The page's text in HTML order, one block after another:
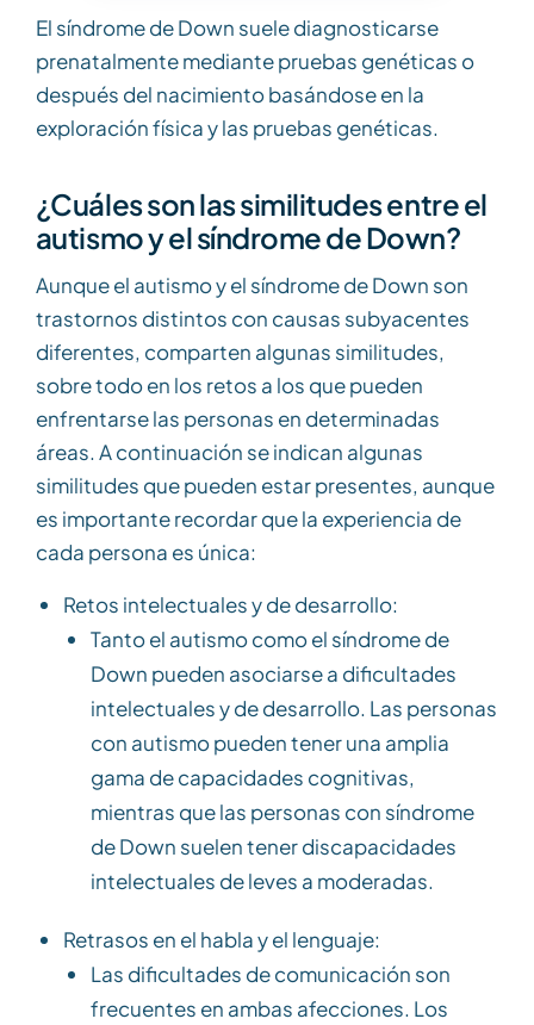
El síndrome de Down suele diagnosticarse
prenatalmente mediante pruebas genéticas o
después del nacimiento basándose en la
exploración física y las pruebas genéticas.
¿Cuáles son las similitudes entre el
autismo y el síndrome de Down?
Aunque el autismo y el síndrome de Down son
trastornos distintos con causas subyacentes
diferentes, comparten algunas similitudes,
sobre todo en los retos a los que pueden
enfrentarse las personas en determinadas
áreas. A continuación se indican algunas
similitudes que pueden estar presentes, aunque
es importante recordar que la experiencia de
cada persona es única:
Retos intelectuales y de desarrollo:
Tanto el autismo como el síndrome de
Down pueden asociarse a dificultades
intelectuales y de desarrollo. Las personas
con autismo pueden tener una amplia
gama de capacidades cognitivas,
mientras que las personas con síndrome
de Down suelen tener discapacidades
intelectuales de leves a moderadas.
Retrasos en el habla y el lenguaje:
Las dificultades de comunicación son
frecuentes en ambas afecciones. Los